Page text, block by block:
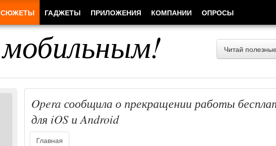
мобильным! Читай
Opera сообщила о прекращении работы
для iOS и Android
Главная
СЮЖЕТЫ ГАДЖЕТЫ ПРИЛОЖЕНИЯ КОМПАНИИ ОПРОСЫ